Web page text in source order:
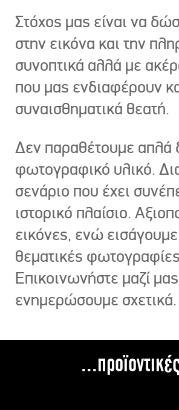
Στόχος μας είναι να
στην εικόνα και την
συνοπτικά αλλά με
που μας ενδιαφέρουν
συναισθηματικά θεατή.
Δεν παραθέτουμε απλά
φωτογραφικό υλικό.
σενάριο που έχει
ιστορικό πλαίσιο.
εικόνες, ενώ εισάγουμε
θεματικές φωτογραφίες
Επικοινωνήστε μαζί
ενημερώσουμε σχετικά.